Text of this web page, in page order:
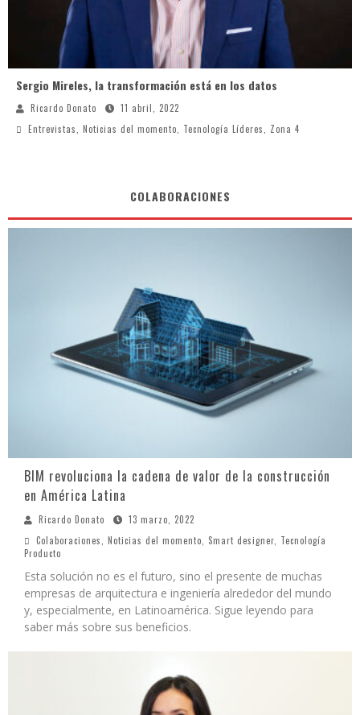
Sergio Mireles, la transformación está en los datos
Ricardo Donato
11 abril, 2022
Entrevistas, Noticias del momento, Tecnología Líderes, Zona 4
COLABORACIONES
BIM revoluciona la cadena de valor de la construcción
en América Latina
Ricardo Donato
13 marzo, 2022
Colaboraciones
Noticias del momento Smart designer Tecnología
Producto
Esta solución no es el futuro, sino el presente de muchas
empresas de arquitectura e ingeniería alrededor del mundo
y, especialmente, en Latinoamérica. Sigue leyendo para
saber más sobre sus beneficios.